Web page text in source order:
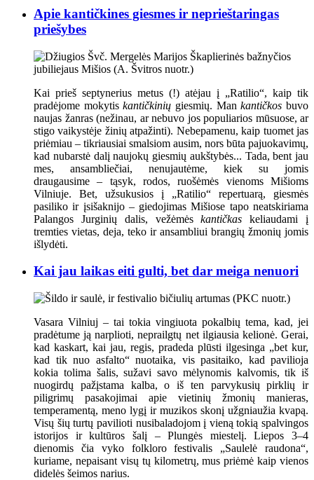
Apie kantičkines giesmes ir neprieštaringas
priešybes
Kai prieš septynerius metus (!) atėjau į „Ratilio“, kaip tik
pradėjome mokytiskantičkinių giesmių. Mankantičkos buvo
naujas žanras (nežinau, ar nebuvo jos populiarios mūsuose, ar
stigo vaikystėje žinių atpažinti). Nebepamenu, kaip tuomet jas
priėmiau – tikriausiai smalsiom ausim, nors būta pajuokavimų,
kad nubarstė dalį naujokų giesmių aukštybės... Tada, bent jau
mes, ansambliečiai, nenujautėme, kiek su jomis
draugausime – tąsyk, rodos, ruošėmės vienoms Mišioms
Vilniuje. Bet, užsukusios į „Ratilio“ repertuarą, giesmės
pasiliko ir įsišaknijo – giedojimas Mišiose tapo neatskiriama
Palangos Jurginių dalis, vežėmėskantičkas keliaudami į
tremties vietas, deja, teko ir ansambliui brangių žmonių jomis
išlydėti.
Kai jau laikas eiti gulti, bet dar meiga nenuori
Vasara Vilniuj – tai tokia vingiuota pokalbių tema, kad, jei
pradėtume ją narplioti, neprailgtų net ilgiausia kelionė. Gerai,
kad kaskart, kai jau, regis, pradeda plūsti ilgesinga „bet kur,
kad tik nuo asfalto“ nuotaika, vis pasitaiko, kad pavilioja
kokia tolima šalis, sužavi savo mėlynomis kalvomis, tik iš
nuogirdų pažįstama kalba, o iš ten parvykusių pirklių ir
piligrimų pasakojimai apie vietinių žmonių manieras,
temperamentą, meno lygį ir muzikos skonį užgniaužia kvapą.
Visų šių turtų pavilioti nusibaladojom į vieną tokią spalvingos
istorijos ir kultūros šalį – Plungės miestelį. Liepos 3–4
dienomis čia vyko folkloro festivalis „Saulelė raudona“,
kuriame, nepaisant visų tų kilometrų, mus priėmė kaip vienos
didelės šeimos narius.